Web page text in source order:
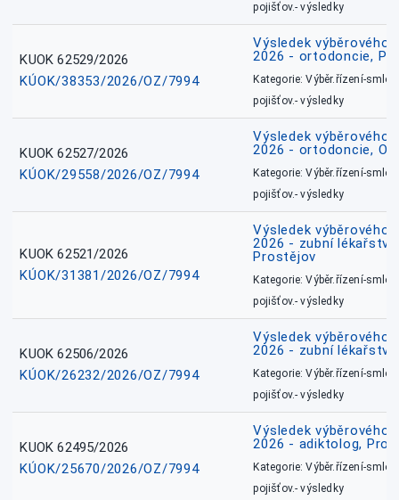
pojišťov.- výsledky
KUOK 62529/2026
KÚOK/38353/2026/OZ/7994
Výsledek výběrového
2026 - ortodoncie,
Kategorie: Výběr.řízení-
pojišťov.- výsledky
KUOK 62527/2026
KÚOK/29558/2026/OZ/7994
Výsledek výběrového
2026 - ortodoncie,
Kategorie: Výběr.řízení-
pojišťov.- výsledky
KUOK 62521/2026
KÚOK/31381/2026/OZ/7994
Výsledek výběrového
2026 - zubní
Prostějov
Kategorie: Výběr.řízení-
pojišťov.- výsledky
KUOK 62506/2026
KÚOK/26232/2026/OZ/7994
Výsledek výběrového
2026 - zubní
Kategorie: Výběr.řízení-
pojišťov.- výsledky
KUOK 62495/2026
KÚOK/25670/2026/OZ/7994
Výsledek výběrového
2026 - adiktolog,
Kategorie: Výběr.řízení-
pojišťov.- výsledky